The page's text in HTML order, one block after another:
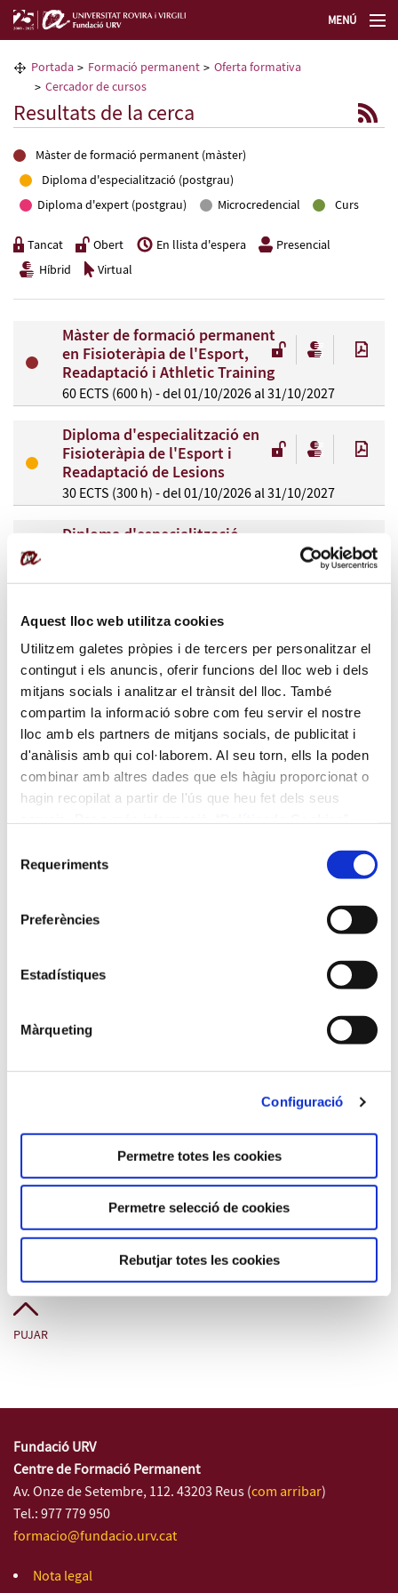
Aquest lloc web utilitza cookies
Utilitzem galetes pròpies i de tercers per personalitzar el
contingut i els anuncis, oferir funcions del lloc web i dels
mitjans socials i analitzar el trànsit del lloc. També
compartim la informació sobre com feu servir el nostre
lloc amb els partners de mitjans socials, de publicitat i
d'anàlisis amb qui col·laborem. Al seu torn, ells la poden
combinar amb altres dades que els hàgiu proporcionat o
hagin recopilat a partir de l'ús que heu fet dels seus
Requeriments
Preferències
Estadístiques
Màrqueting
Configuració
Permetre totes les cookies
Permetre selecció de cookies
Rebutjar totes les cookies
MENÚ
La Fundació URV
Formació permanent
Transferència de tecnologia
Seleccioneu idioma
Portada Formació permanent
Oferta formativa
Cercador de cursos
Resultats de la cerca
Màster de formació permanent (màster)
Diploma d'especialització (postgrau)
Diploma d'expert (postgrau)
Microcredencial Curs
Tancat Obert En llista d'espera
Presencial
Híbrid
Virtual
Màster de formació permanent
en Fisioteràpia de l'Esport,
Readaptació i Athletic Training
60 ECTS (600 h) - del 01/10/2026 al 31/10/2027
Diploma d'especialització en
Fisioteràpia de l'Esport i
Readaptació de Lesions
30 ECTS (300 h) - del 01/10/2026 al 31/10/2027
Diploma d'especialització
Complexes
30 ECTS (315 h) - del 02/10/2026 al 01/10/2027
Diploma d'especialització en
Pràctica Quirúrgica. Infermeria
de Quiròfan
30 ECTS (405 h) - del 14/10/2026 al 15/11/2027
Diploma d'especialització en
Pràctica Avançada en
Reflexologia i altres Modalitats
Integratives
40 ECTS (377 h) - del 13/11/2026 al 02/03/2028
Màster de formació permanent
Psicomotriu
60 ECTS (600 h) - del 10/10/2025 al 30/09/2027
Diploma d'especialització en
30 ECTS (300 h) - del 10/10/2025 al 30/09/2026
Màster de formació permanent
Màster de formació permanent
en Nefrologia Pediàtrica
PUJAR
Fundació URV
Centre de Formació Permanent
Av. Onze de Setembre, 112. 43203 Reus (com arribar)
Tel.: 977 779 950
formacio@fundacio.urv.cat
Nota legal